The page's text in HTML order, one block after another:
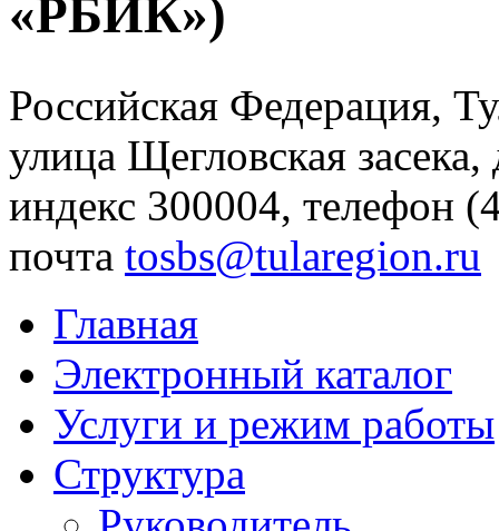
«РБИК»)
Российская Федерация,
улица Щегловская
индекс 300004, телефон
почта tosbs@tularegion.ru
Главная
Электронный каталог
Услуги и режим работы
Структура